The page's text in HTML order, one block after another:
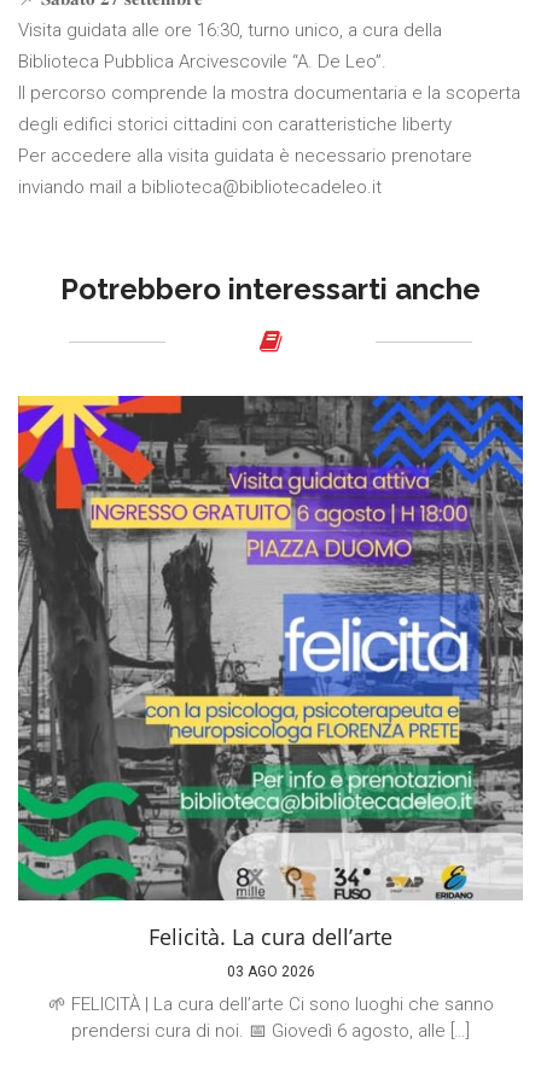
Visita guidata alle ore 16:30, turno unico, a cura della
Biblioteca Pubblica Arcivescovile “A. De Leo”.
Il percorso comprende la mostra documentaria e la scoperta
degli edifici storici cittadini con caratteristiche liberty
Per accedere alla visita guidata è necessario prenotare
inviando mail a biblioteca@bibliotecadeleo.it
Potrebbero interessarti anche
Felicità. La cura dell’arte
03 AGO 2026
🌱 FELICITÀ | La cura dell’arte Ci sono luoghi che sanno
prendersi cura di noi. 📅 Giovedì 6 agosto, alle […]